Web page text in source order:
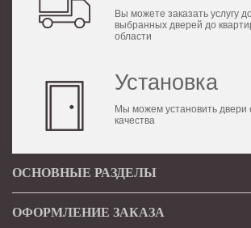
Вы можете заказать услугу
выбранных дверей до
области
Установка
Мы можем установить двери
качества
ОСНОВНЫЕ РАЗДЕЛЫ
ОФОРМЛЕНИЕ ЗАКАЗА